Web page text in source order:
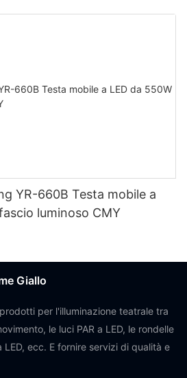
YR-660B Testa mobile a
luminoso CMY
Giallo
per l'illuminazione teatrale tra
le luci PAR a LED, le rondelle
ecc. E fornire servizi di qualità e